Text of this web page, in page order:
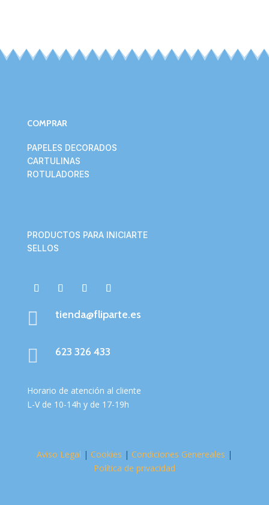
COMPRAR
PAPELES DECORADOS
CARTULINAS
ROTULADORES
PRODUCTOS PARA INICIARTE
SELLOS
 tienda@fliparte.es
 623 326 433
Horario de atención al cliente
L-V de 10-14h y de 17-19h
Aviso Legal | Cookies | Condiciones Genereales |
Política de privacidad